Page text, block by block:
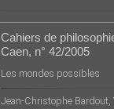
Cahiers de
Caen, n° 42/2005
Les mondes possibles
Jean-Christophe Bardout,